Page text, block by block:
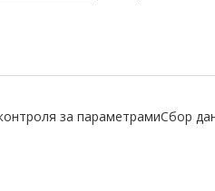
за параметрамиСбор